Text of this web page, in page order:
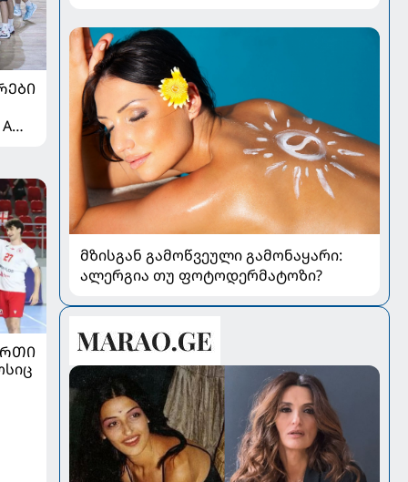
მომავალი
მზისგან გამოწვეული გამონაყარი:
ალერგია თუ ფოტოდერმატოზი?